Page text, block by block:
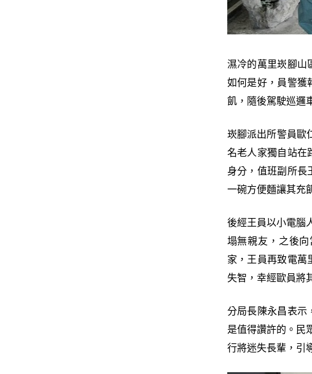
濕冷的萬里崁腳山
如何是好，員警獲
飢，隨後駕駛巡邏
崁腳派出所警員歐
名老人家獨自站在
身分，值班副所長
一碗方便麵讓其充
後經王員以小電腦
塌無親友，之後
家，王員再致電萬
失智，幸經歐員將
分局長陳永昌表示
是值得讚許的。民
行將迷失長輩，引